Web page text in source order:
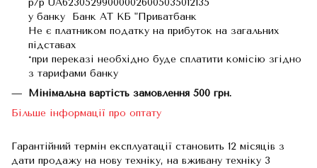
у банку Банк АТ КБ "Приватбанк
Не є платником податку на прибуток на загальних
підставах
*при переказі необхідно буде сплатити комісію згідно
з тарифами банку
Мінімальна вартість замовлення 500 грн.
Більше інформації про оптату
Гарантійний термін експлуатації становить 12 місяців з
дати продажу на нову техніку, на вживану техніку 3